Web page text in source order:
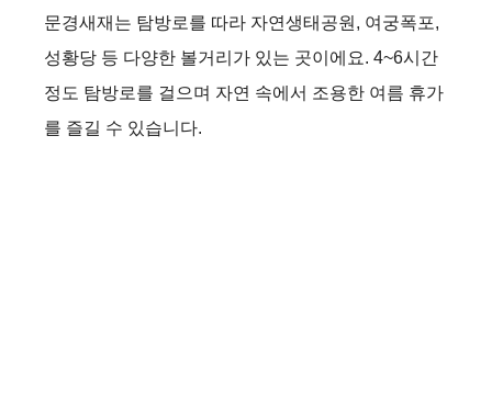
문경새재는 탐방로를 따라 자연생태공원, 여궁폭포,
성황당 등 다양한 볼거리가 있는 곳이에요. 4~6시간
정도 탐방로를 걸으며 자연 속에서 조용한 여름 휴가
를 즐길 수 있습니다.